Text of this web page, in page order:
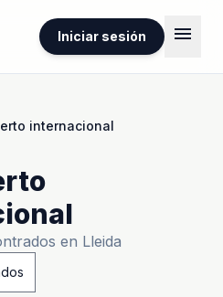
Iniciar sesión menu
internacional
en Lleida